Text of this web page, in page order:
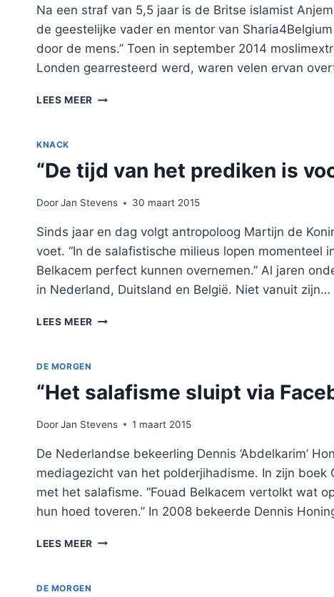
Na een straf van 5,5 jaar is de Britse islamist
de geestelijke vader en mentor van
door de mens.” Toen in september 2014
Londen gearresteerd werd, waren velen ervan
LEES MEER ‘OP
VAN
KNACK
“De tijd van het prediken is
DoorJan Stevens 30 maart 2015
Sinds jaar en dag volgt antropoloog Martijn de
voet. “In de salafistische milieus lopen momenteel
Belkacem perfect kunnen overnemen.” Al jaren
in Nederland, Duitsland en België. Niet vanuit zijn…
LEES MEER “DE
IS
DE MORGEN
“Het salafisme sluipt via
DoorJan Stevens 1 maart 2015
De Nederlandse bekeerling Dennis ‘Abdelkarim’
mediagezicht van het polderjihadisme. In zijn
met het salafisme. “Fouad Belkacem vertolkt wat
hun hoed toveren.” In 2008 bekeerde Dennis
LEES MEER “HET
DE MORGEN